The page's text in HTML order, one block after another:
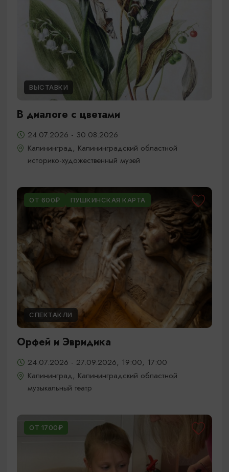
ВЫСТАВКИ
В диалоге с цветами
24.07.2026 - 30.08.2026
Калининград, Калининградский областной
историко-художественный музей
ОТ 600₽ ПУШКИНСКАЯ КАРТА
СПЕКТАКЛИ
Орфей и Эвридика
24.07.2026 - 27.09.2026, 19:00, 17:00
Калининград, Калининградский областной
музыкальный театр
ОТ 1700₽